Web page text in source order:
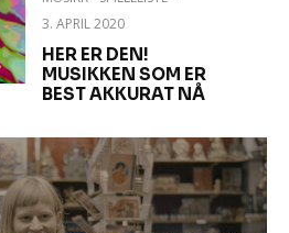
3. APRIL 2020
HER ER DEN!
MUSIKKEN SOM ER
BEST AKKURAT NÅ